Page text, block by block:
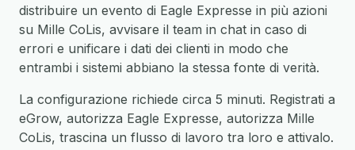
distribuire un evento di Eagle Expresse in più azioni
su Mille CoLis, avvisare il team in chat in caso di
errori e unificare i dati dei clienti in modo che
entrambi i sistemi abbiano la stessa fonte di verità.
La configurazione richiede circa 5 minuti. Registrati a
eGrow, autorizza Eagle Expresse, autorizza Mille
CoLis, trascina un flusso di lavoro tra loro e attivalo.